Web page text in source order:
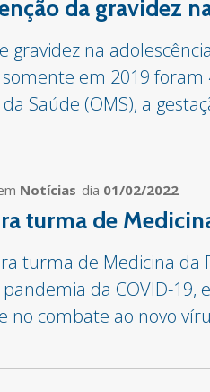
da gravidez
gravidez na
somente em 2019
Saúde (OMS), a
Notícias dia 01/02/2022
turma de
turma de Medicina da
da COVID-
no combate ao novo